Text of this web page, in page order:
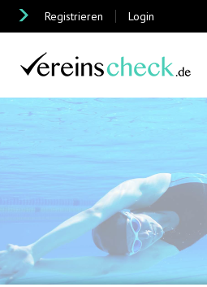
Registrieren Login